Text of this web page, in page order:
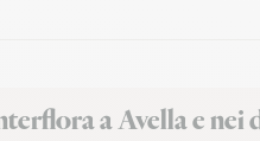
a Avella e nei